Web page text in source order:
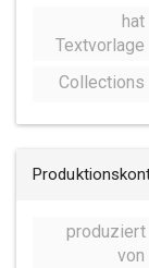
hat
Textvorlage
Collections
produziert
von